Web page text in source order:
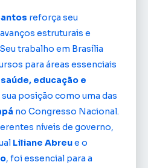
reforça seu
estruturais e
trabalho em Brasília
para áreas essenciais
educação e
posição como uma das
no Congresso Nacional.
níveis de governo,
Liliane Abreue o
, foi essencial para a